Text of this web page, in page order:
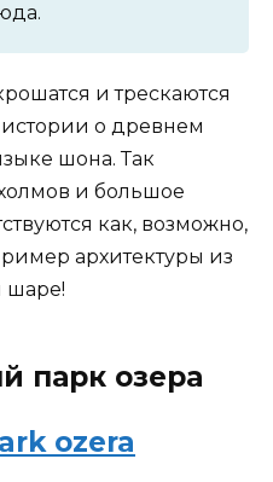
и трескаются
о древнем
шона. Так
и большое
как, возможно,
архитектуры из
шаре!
парк озера